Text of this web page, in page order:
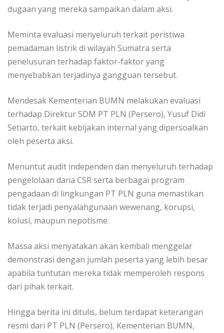
dugaan yang mereka sampaikan dalam aksi.
Meminta evaluasi menyeluruh terkait peristiwa
pemadaman listrik di wilayah Sumatra serta
penelusuran terhadap faktor-faktor yang
menyebabkan terjadinya gangguan tersebut.
Mendesak Kementerian BUMN melakukan evaluasi
terhadap Direktur SDM PT PLN (Persero), Yusuf Didi
Setiarto, terkait kebijakan internal yang dipersoalkan
oleh peserta aksi.
Menuntut audit independen dan menyeluruh terhadap
pengelolaan dana CSR serta berbagai program
pengadaan di lingkungan PT PLN guna memastikan
tidak terjadi penyalahgunaan wewenang, korupsi,
kolusi, maupun nepotisme.
Massa aksi menyatakan akan kembali menggelar
demonstrasi dengan jumlah peserta yang lebih besar
apabila tuntutan mereka tidak memperoleh respons
dari pihak terkait.
Hingga berita ini ditulis, belum terdapat keterangan
resmi dari PT PLN (Persero), Kementerian BUMN,